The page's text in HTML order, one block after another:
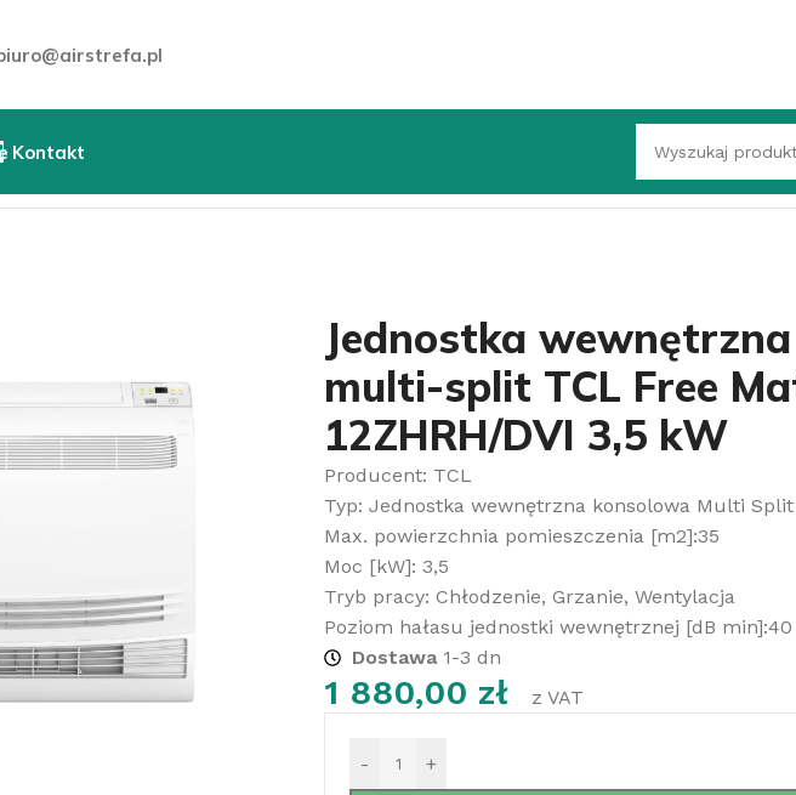
Kontakt
konsolowa multi-split TCL Free Match FMA-12ZHRH/DVI 3,5 kW
Jednostka
multi-split TCL Free
12ZHRH/DVI 3,5 kW
Producent: TCL
Typ: Jednostka wewnętrzna konsolowa Multi Split
Max. powierzchnia pomieszczenia [m2]:35
Moc [kW]: 3,5
Tryb pracy: Chłodzenie, Grzanie, Wentylacja
Poziom hałasu jednostki wewnętrznej [dB min]:40
Dostawa1-3 dn
1 880,00 zł z VAT
- +